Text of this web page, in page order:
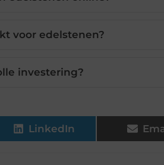
voor edelstenen?
investering?
LinkedIn